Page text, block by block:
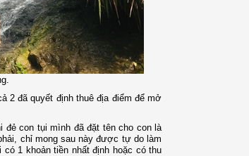
2 đã quyết định thuê địa điểm để mở
đẻ con tụi mình đã đặt tên cho con là
chỉ mong sau này được tự do làm
1 khoản tiền nhất định hoặc có thu